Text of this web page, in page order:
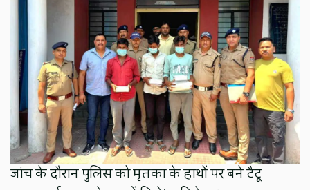
जांच के दौरान पुलिस को मृतका के हाथों पर बने टैटू